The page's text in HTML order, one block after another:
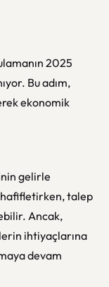
2025
Bu adım,
ekonomik
gelirle
talep
Ancak,
ihtiyaçlarına
devam